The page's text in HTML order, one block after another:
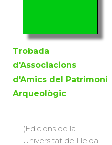
Trobada
d'Associacions
d'Amics del Patrimoni
Arqueològic
(Edicions de la
Universitat de Lleida,